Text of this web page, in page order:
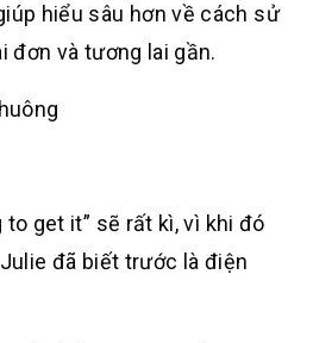
hiểu sâu hơn về cách sử
đơn và tương lai gần.
to get it” sẽ rất kì, vì khi đó
đã biết trước là điện